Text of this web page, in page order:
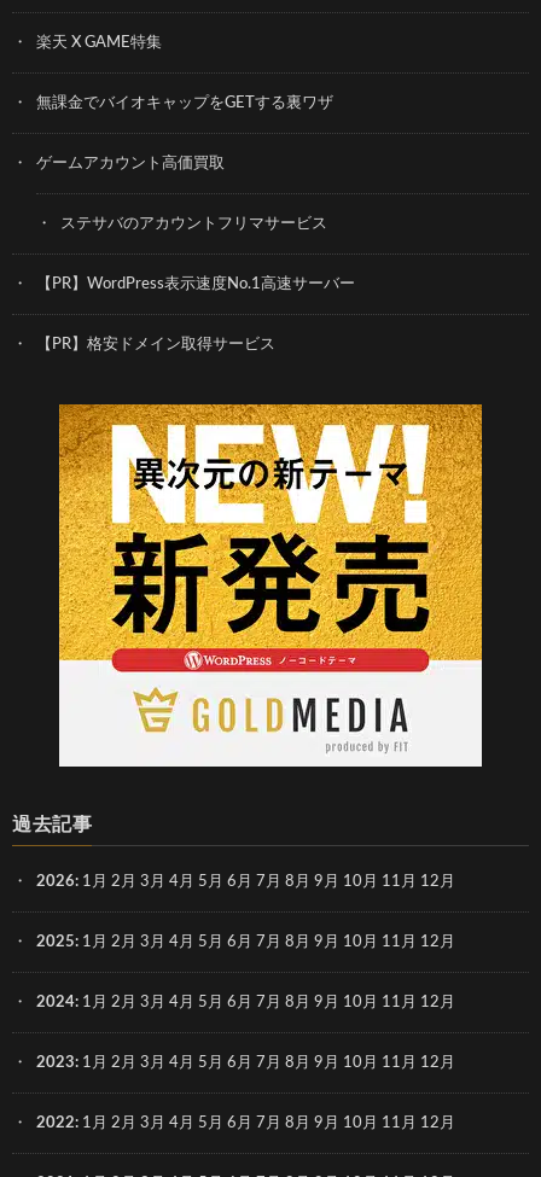
楽天 X GAME特集
無課金でバイオキャップをGETする裏ワザ
ゲームアカウント高価買取
ステサバのアカウントフリマサービス
【PR】WordPress表示速度No.1高速サーバー
【PR】格安ドメイン取得サービス
過去記事
2026: 1月 2月 3月 4月 5月 6月 7月 8月 9月 10月 11月 12月
2025: 1月 2月 3月 4月 5月 6月 7月 8月 9月 10月 11月 12月
2024: 1月 2月 3月 4月 5月 6月 7月 8月 9月 10月 11月 12月
2023: 1月 2月 3月 4月 5月 6月 7月 8月 9月 10月 11月 12月
2022: 1月 2月 3月 4月 5月 6月 7月 8月 9月 10月 11月 12月